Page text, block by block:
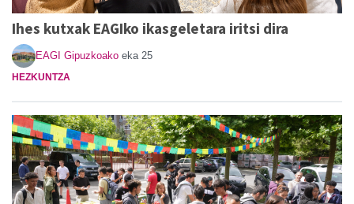
Ihes kutxak EAGIko ikasgeletara iritsi dira
EAGI Gipuzkoako eka 25
HEZKUNTZA